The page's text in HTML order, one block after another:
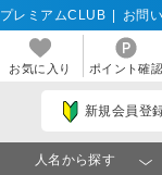
プレミアムCLUB お問
お気に入り ポイント確認
新規会員登
人名から探す